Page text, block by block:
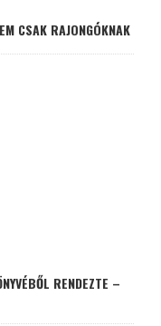
CSAK RAJONGÓKNAK
RENDEZTE –